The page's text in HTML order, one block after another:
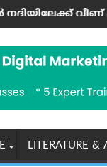
മരിച്ചു;
LITERATURE &